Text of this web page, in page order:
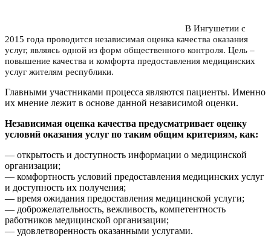
В Ингушетии с
2015 года проводится независимая оценка качества оказания
услуг, являясь одной из форм общественного контроля. Цель –
повышение качества и комфорта предоставления медицинских
услуг жителям республики.
Главными участниками процесса являются пациенты. Именно
их мнение лежит в основе данной независимой оценки.
Независимая оценка качества предусматривает оценку
условий оказания услуг по таким общим критериям, как:
— открытость и доступность информации о медицинской
организации;
— комфортность условий предоставления медицинских услуг
и доступность их получения;
— время ожидания предоставления медицинской услуги;
— доброжелательность, вежливость, компетентность
работников медицинской организации;
— удовлетворенность оказанными услугами.